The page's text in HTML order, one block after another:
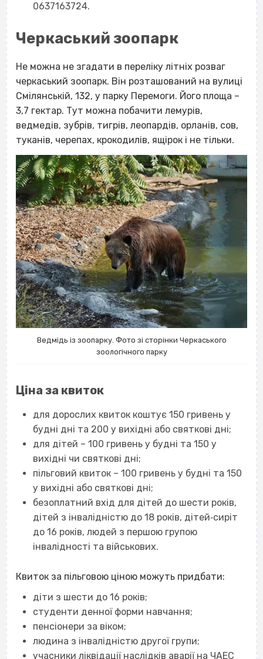
0637163724.
Черкаський зоопарк
Не можна не згадати в переліку літніх розваг
черкаський зоопарк. Він розташований на вулиці
Смілянській, 132, у парку Перемоги. Його площа –
3,7 гектар. Тут можна побачити лемурів,
ведмедів, зубрів, тигрів, леопардів, орланів, сов,
туканів, черепах, крокодилів, ящірок і не тільки.
Ведмідь із зоопарку. Фото зі сторінки Черкаського
зоологічного парку
Ціна за квиток
для дорослих квиток коштує 150 гривень у
будні дні та 200 у вихідні або святкові дні;
для дітей – 100 гривень у будні та 150 у
вихідні чи святкові дні;
пільговий квиток – 100 гривень у будні та 150
у вихідні або святкові дні;
безоплатний вхід для дітей до шести років,
дітей з інвалідністю до 18 років, дітей‐сиріт
до 16 років, людей з першою групою
інвалідності та військових.
Квиток за пільговою ціною можуть придбати:
діти з шести до 16 років;
студенти денної форми навчання;
пенсіонери за віком;
людина з інвалідністю другої групи;
учасники ліквідації наслідків аварії на ЧАЕС